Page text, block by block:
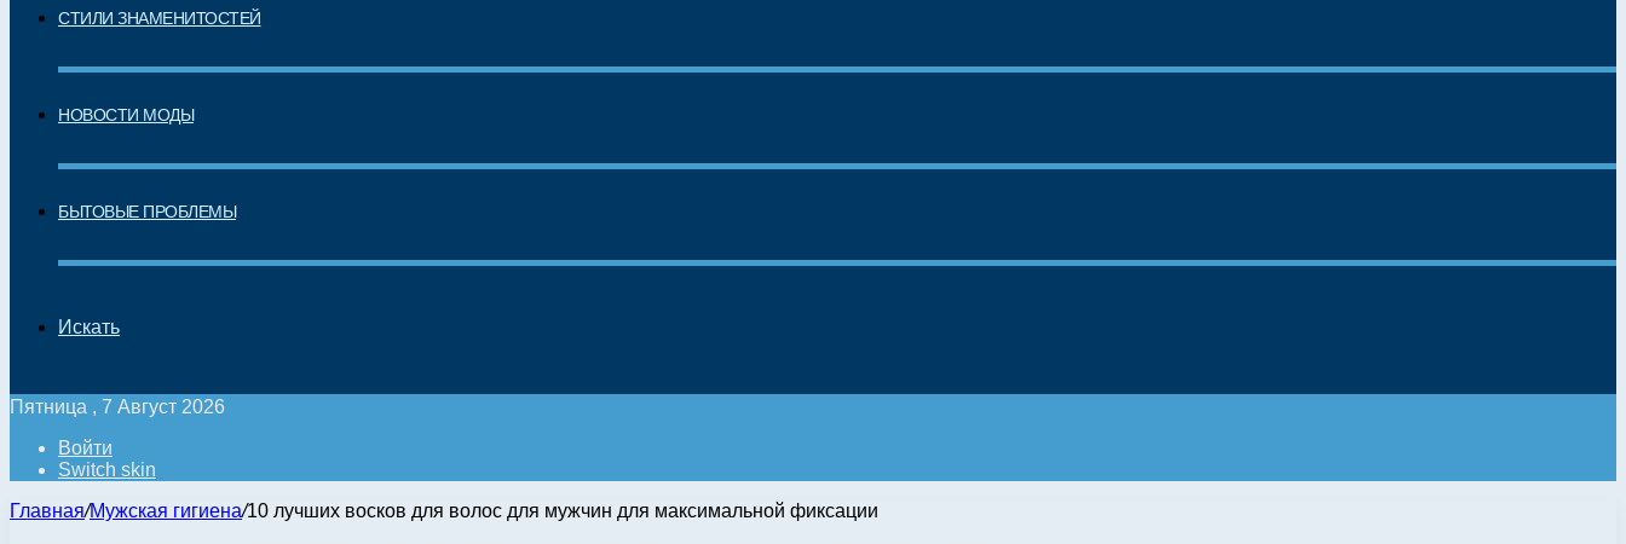
СТИЛИ ЗНАМЕНИТОСТЕЙ
НОВОСТИ МОДЫ
БЫТОВЫЕ ПРОБЛЕМЫ
Искать
Пятница , 7 Август 2026
Войти
Switch skin
Главная/Мужская гигиена/10 лучших восков для волос для мужчин для максимальной фиксации